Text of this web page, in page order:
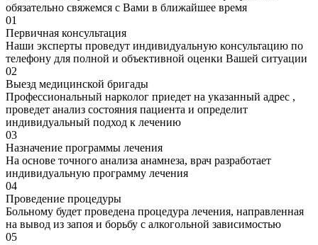
обязательно свяжемся с Вами в ближайшее время
01
Первичная консультация
Наши эксперты проведут индивидуальную консультацию по
телефону для полной и объективной оценки Вашей ситуации
02
Выезд медицинской бригады
Профессиональный нарколог приедет на указанный адрес ,
проведет анализ состояния пациента и определит
индивидуальный подход к лечению
03
Назначение программы лечения
На основе точного анализа анамнеза, врач разработает
индивидуальную программу лечения
04
Проведение процедуры
Больному будет проведена процедура лечения, направленная
на вывод из запоя и борьбу с алкогольной зависимостью
05